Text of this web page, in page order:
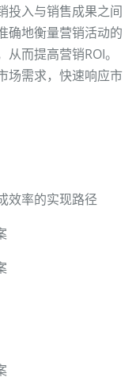
投入与销售成果之间
确地衡量营销活动的
而提高营销ROI。
场需求，快速响应市
效率的实现路径